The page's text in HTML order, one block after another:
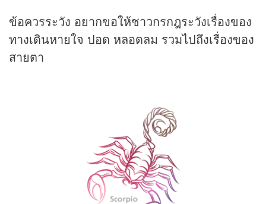
ข้อควรระวัง อยากขอให้ชาวกรกฎระวังเรื่องของ
ทางเดินหายใจ ปอด หลอดลม รวมไปถึงเรื่องของ
สายตา